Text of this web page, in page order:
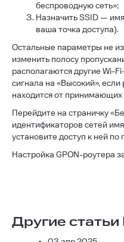
беспроводную сеть»;
Назначить SSID —
ваша точка доступа).
Остальные параметры не
изменить полосу
располагаются другие Wi-
сигнала на «Высокий»,
находится от принимающих
Перейдите на страничку
идентификаторов сетей
установите доступ к ней по
Настройка GPON-роутера
Другие